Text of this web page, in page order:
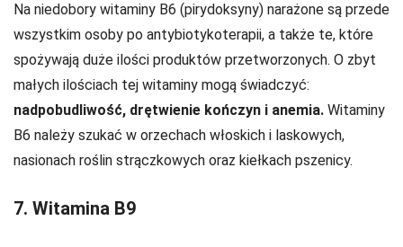
Na niedobory witaminy B6 (pirydoksyny) narażone są przede
wszystkim osoby po antybiotykoterapii, a także te, które
spożywają duże ilości produktów przetworzonych. O zbyt
małych ilościach tej witaminy mogą świadczyć:
nadpobudliwość, drętwienie kończyn i anemia. Witaminy
B6 należy szukać w orzechach włoskich i laskowych,
nasionach roślin strączkowych oraz kiełkach pszenicy.
7. Witamina B9